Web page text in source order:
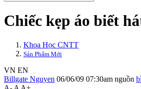
Chiếc kẹp áo biết
Khoa Học CNTT
Sản Phẩm Mới
VN EN
Billgate Nguyen 06/06/09 07:30am nguồn